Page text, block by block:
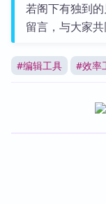
若阁下有独到
留言，与大家共
#编辑工具 #效率